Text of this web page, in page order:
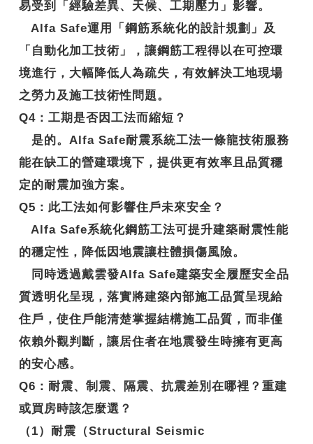
易受到「經驗差異、天候、工期壓力」影響。
Alfa Safe運用「鋼筋系統化的設計規劃」及
「自動化加工技術」，讓鋼筋工程得以在可控環
境進行，大幅降低人為疏失，有效解決工地現場
之勞力及施工技術性問題。
Q4：工期是否因工法而縮短？
是的。Alfa Safe耐震系統工法一條龍技術服務
能在缺工的營建環境下，提供更有效率且品質穩
定的耐震加強方案。
Q5 ：此工法如何影響住戶未來安全？
Alfa Safe系統化鋼筋工法可提升建築耐震性能
的穩定性，降低因地震讓柱體損傷風險。
同時透過戴雲發Alfa Safe建築安全履歷安全品
質透明化呈現，落實將建築內部施工品質呈現給
住戶，使住戶能清楚掌握結構施工品質，而非僅
依賴外觀判斷，讓居住者在地震發生時擁有更高
的安心感。
Q6 ：耐震、制震、隔震、抗震差別在哪裡？重建
或買房時該怎麼選？
（1）耐震（Structural Seismic